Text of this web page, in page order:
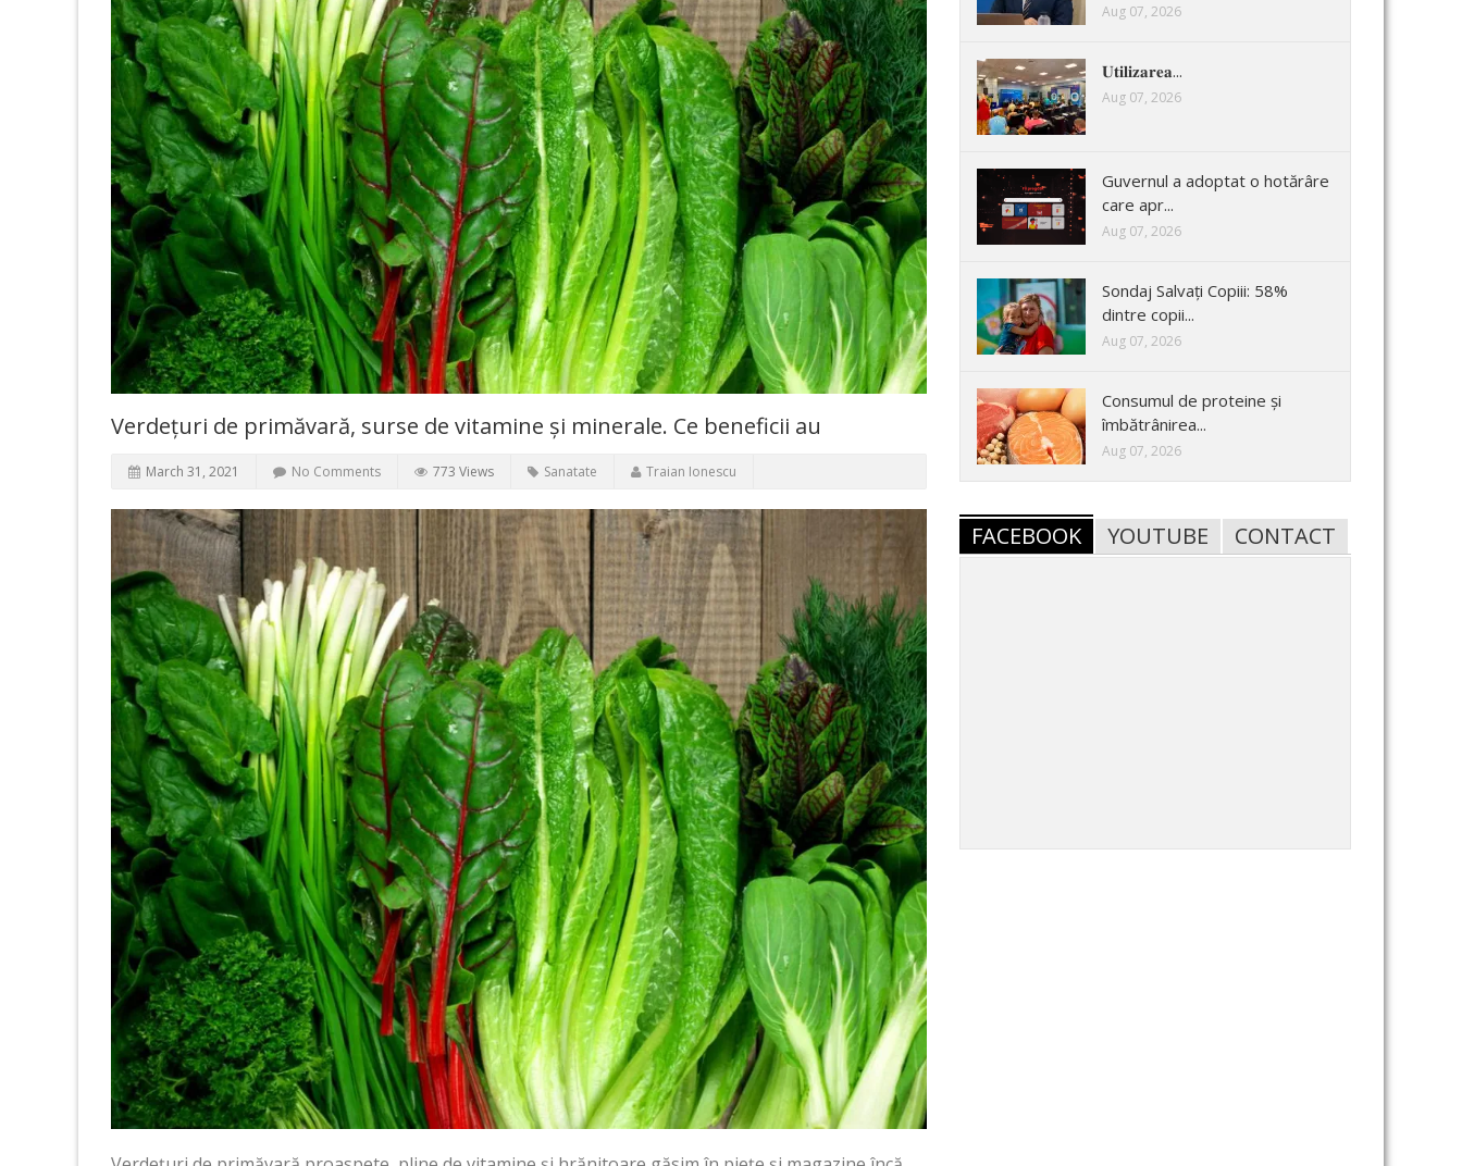
Verdețuri de primăvară, surse de vitamine și minerale. Ce beneficii au
March 31, 2021 No Comments 773 Views Sanatate Traian Ionescu
Aug 07, 2026
𝐔𝐭𝐢𝐥𝐢𝐳𝐚𝐫𝐞𝐚...
Aug 07, 2026
Guvernul a adoptat o hotărâre
care apr...
Aug 07, 2026
Sondaj Salvați Copiii: 58%
dintre copii...
Aug 07, 2026
Consumul de proteine și
îmbătrânirea...
Aug 07, 2026
FACEBOOK YOUTUBE CONTACT